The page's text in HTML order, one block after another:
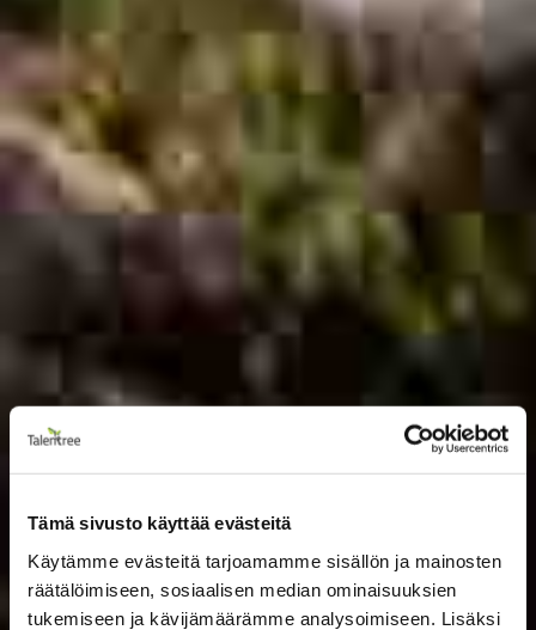
Tämä sivusto käyttää evästeitä
Käytämme evästeitä tarjoamamme sisällön ja mainosten
räätälöimiseen, sosiaalisen median ominaisuuksien
tukemiseen ja kävijämäärämme analysoimiseen. Lisäksi